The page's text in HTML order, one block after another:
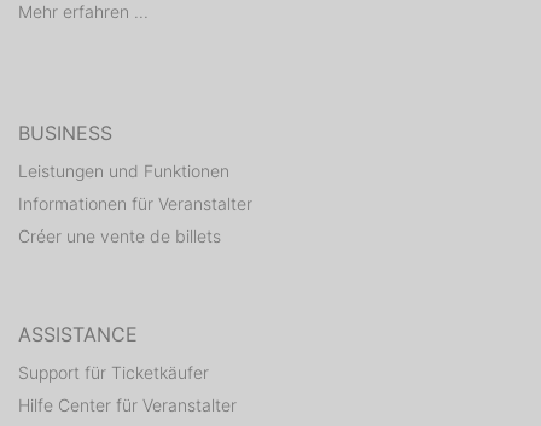
Mehr erfahren ...
BUSINESS
Leistungen und Funktionen
Informationen für Veranstalter
Créer une vente de billets
ASSISTANCE
Support für Ticketkäufer
Hilfe Center für Veranstalter